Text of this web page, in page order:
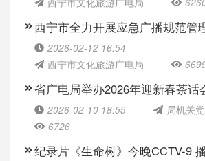
西宁市全力开展应急广播规范管
2026-02-12 16:54
西宁市文化旅游广电局
省广电局举办2026年迎新春茶话
2026-02-10 18:55
局机关
6726
纪录片《生命树》今晚CCTV-9